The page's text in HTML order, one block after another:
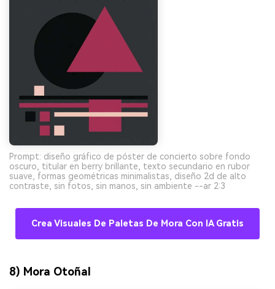
Prompt: diseño gráfico de póster de concierto sobre fondo
oscuro, titular en berry brillante, texto secundario en rubor
suave, formas geométricas minimalistas, diseño 2d de alto
contraste, sin fotos, sin manos, sin ambiente --ar 2:3
Crea Visuales De Paletas De Mora Con IA Gratis
8) Mora Otoñal